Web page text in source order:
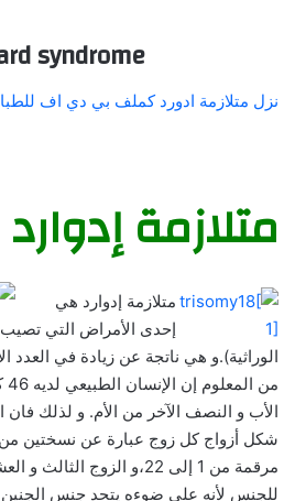
syndrome
نزل متلازمة ادورد كملف بي دي اف
متلازمة إدوارد
متلازمة إدوارد هي
إحدى الأمراض التي
الوراثية).و هي ناتجة عن زيادة في
الأب و النصف الآخر من الأم. و لذلك
شكل أزواج كل زوج عبارة عن نسختين
مرقمة من 1 إلى 22،و الزوج